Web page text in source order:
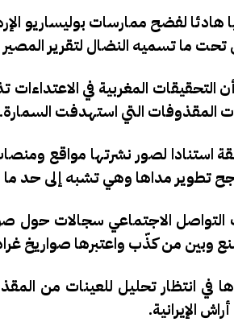
هادئا لفضح ممارسات بوليساريو
تحت ما تسميه النضال لتقرير
التحقيقات المغربية في
المقذوفات التي استهدفت السمارة.
استنادا لصور نشرتها مواقع
تطوير مداها وهي تشبه إلى حد ما
الاجتماعي سجالات حول
وبين من كذّب واعتبرها صواريخ
في انتظار تحليل للعينات من
الإيرانية.